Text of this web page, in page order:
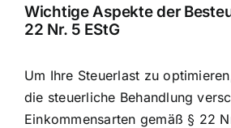
Wichtige Aspekte der
22 Nr. 5 EStG
Um Ihre Steuerlast zu
die steuerliche Behandlung
Einkommensarten gemäß § 22